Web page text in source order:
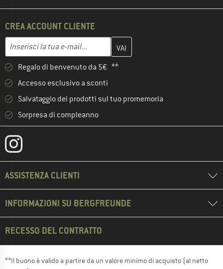
CREA ACCOUNT CLIENTE
Indirizzo e-mail
Inserisci qui il tuo indirizzo e-mail e crea il tuo account cliente
Regalo di benvenuto da 5€ **
Accesso esclusivo a sconti
Salvataggio dei prodotti sul tuo promemoria
Sorpresa di compleanno
ASSISTENZA CLIENTI
INFORMAZIONI SU BERGFREUNDE
RECESSO DEL CONTRATTO
**Il buono è valido a partire da un valore minimo di acquisto (al netto